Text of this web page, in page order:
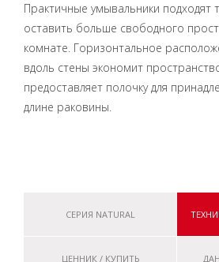
Практичные умывальники подходят
оставить больше свободного
комнате. Горизонтальное
вдоль стены экономит
предоставляет полочку для
длине раковины.
СЕРИЯ NATURAL
ЦЕННИК / КУПИТЬ